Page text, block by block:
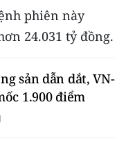
phiên này
24.031 tỷ đồng.
sản dẫn dắt, VN-
1.900 điểm